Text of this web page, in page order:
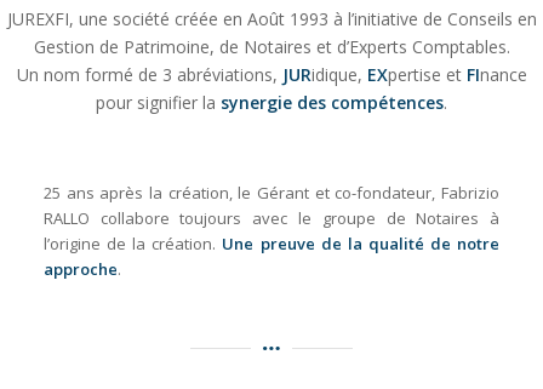
JUREXFI, une société créée en Août 1993 à l’initiative de Conseils en
Gestion de Patrimoine, de Notaires et d’Experts Comptables.
Un nom formé de 3 abréviations, JURidique, EXpertise et FInance
pour signifier la synergie des compétences.
25 ans après la création, le Gérant et co-fondateur, Fabrizio
RALLO collabore toujours avec le groupe de Notaires à
l’origine de la création. Une preuve de la qualité de notre
approche.